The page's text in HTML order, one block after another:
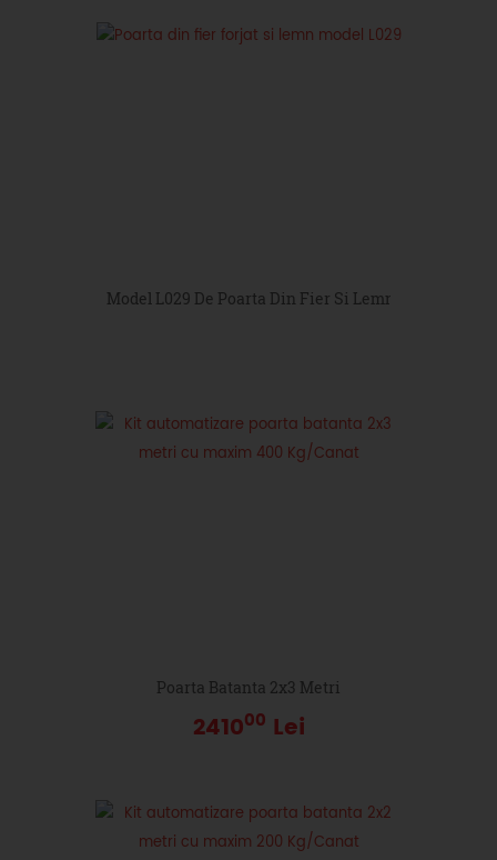
Model L029 De Poarta Din Fier Si Lemn
Poarta Batanta 2x3 Metri
241000 Lei